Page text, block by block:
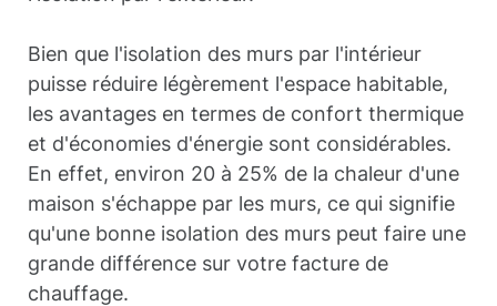
Bien que l'isolation des murs par l'intérieur
puisse réduire légèrement l'espace habitable,
les avantages en termes de confort thermique
et d'économies d'énergie sont considérables.
En effet, environ 20 à 25% de la chaleur d'une
maison s'échappe par les murs, ce qui signifie
qu'une bonne isolation des murs peut faire une
grande différence sur votre facture de
chauffage.